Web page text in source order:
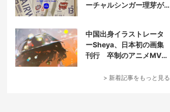
ーチャルシンガー理芽が
中国出身イラストレータ
ーSheya、日本初の画集
刊行 卒制のアニメMVが
> 新着記事をもっと見る